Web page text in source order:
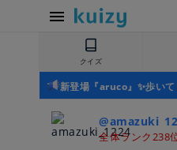
クイズ
新登場『aruco』✨歩い
全体ランク238